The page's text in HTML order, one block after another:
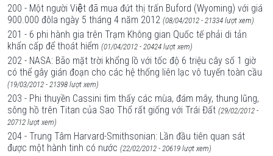
200 - Một người Việt đã mua đứt thị trấn Buford (Wyoming) với giá
900.000 đôla ngày 5 tháng 4 năm 2012 (08/04/2012 - 21334 lượt xem)
201 - 6 phi hành gia trên Trạm Không gian Quốc tế phải di tản
khẩn cấp để thoát hiểm (01/04/2012 - 20424 lượt xem)
202 - NASA: Bão mặt trời khổng lồ với tốc độ 6 triệu cây số 1 giờ
có thể gây gián đoạn cho các hệ thống liên lạc vô tuyến toàn cầu
(19/03/2012 - 21398 lượt xem)
203 - Phi thuyền Cassini tìm thấy các mùa, đám mây, thung lũng,
sông hồ trên Titan của Sao Thổ rất giống với Trái Đất (29/02/2012 -
20712 lượt xem)
204 - Trung Tâm Harvard-Smithsonian: Lần đầu tiên quan sát
được một hành tinh có nước (22/02/2012 - 20619 lượt xem)